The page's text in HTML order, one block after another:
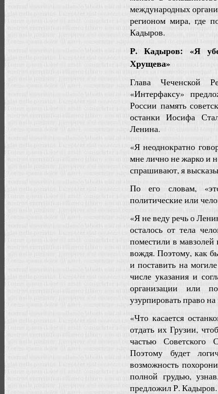
международных
регионом мира, где
Кадыров.
Р. Кадыров: «Я
Хрущева»
Глава Чеченской
«Интерфаксу»
России память
останки Иосифа
Ленина.
«Я неоднократно
мне лично не жарко и
спрашивают, я
По его словам,
политические или
«Я не веду речь о
осталось от тела
поместили в мавзолей
вождя. Поэтому, как
и поставить на
числе указания и
организации или
узурпировать право
«Что касается
отдать их Грузии,
частью Советского
Поэтому будет
возможность
полной грудью,
предложил Р. Кадыров.